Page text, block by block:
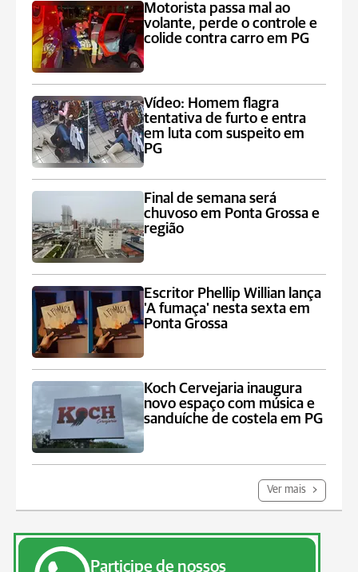
Motorista passa mal ao
volante, perde o controle e
colide contra carro em PG
Vídeo: Homem flagra
tentativa de furto e entra
em luta com suspeito em
PG
Final de semana será
chuvoso em Ponta Grossa e
região
Escritor Phellip Willian lança
'A fumaça' nesta sexta em
Ponta Grossa
Koch Cervejaria inaugura
novo espaço com música e
sanduíche de costela em PG
Ver mais
Participe de nossos